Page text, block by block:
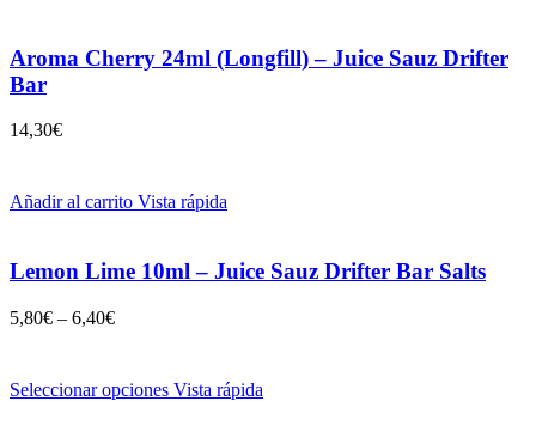
Aroma Cherry 24ml (Longfill) – Juice Sauz Drifter
Bar
14,30€
Añadir al carrito Vista rápida
Lemon Lime 10ml – Juice Sauz Drifter Bar Salts
5,80€ – 6,40€
Seleccionar opciones Vista rápida